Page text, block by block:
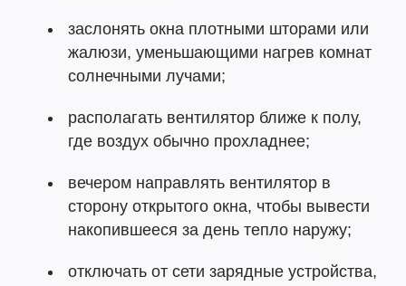
заслонять окна плотными шторами или
жалюзи, уменьшающими нагрев комнат
солнечными лучами;
располагать вентилятор ближе к полу,
где воздух обычно прохладнее;
вечером направлять вентилятор в
сторону открытого окна, чтобы вывести
накопившееся за день тепло наружу;
отключать от сети зарядные устройства,